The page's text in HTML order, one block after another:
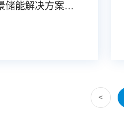
储能解决方案深
<